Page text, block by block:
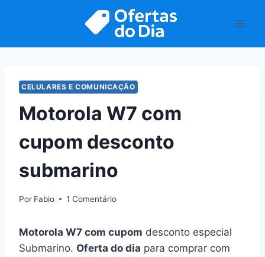
CELULARES E COMUNICAÇÃO
Motorola W7 com
cupom desconto
submarino
Por Fabio 1 Comentário
Motorola W7 com cupom desconto especial
Submarino. Oferta do dia para comprar com